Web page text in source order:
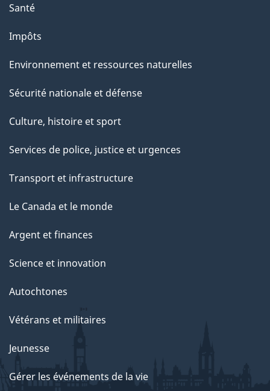
Santé
Impôts
Environnement et ressources naturelles
Sécurité nationale et défense
Culture, histoire et sport
Services de police, justice et urgences
Transport et infrastructure
Le Canada et le monde
Argent et finances
Science et innovation
Autochtones
Vétérans et militaires
Jeunesse
Gérer les événements de la vie